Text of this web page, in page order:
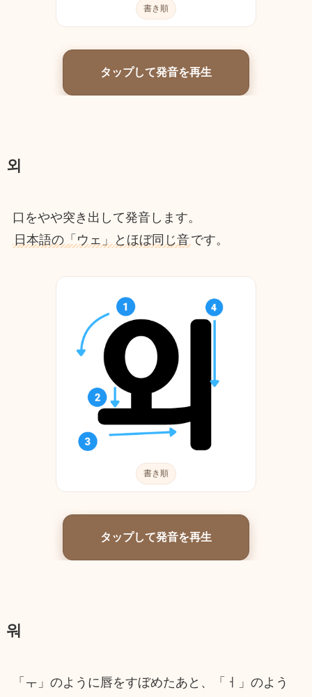
書き順
タップして発音を再生
외
口をやや突き出して発音します。
日本語の「ウェ」とほぼ同じ音です。
書き順
タップして発音を再生
워
「ㅜ」のように唇をすぼめたあと、「ㅓ」のよう